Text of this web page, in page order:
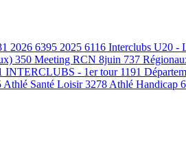
2026 6395 2025 6116 Interclubs U20 -
350 Meeting RCN 8juin 737
INTERCLUBS - 1er tour 1191
Athlé Santé Loisir3278 Athlé Handicap